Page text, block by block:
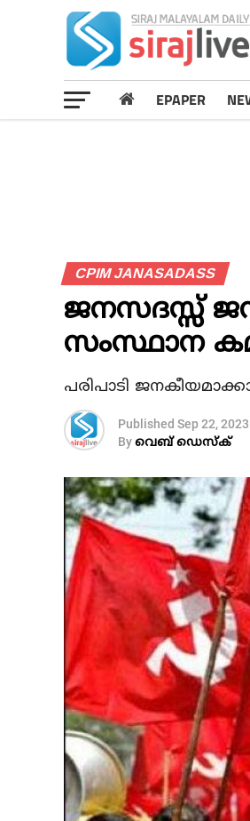
EPAPER
CPIM JANASADASS
ജനസദസ്സ്
സംസ്ഥാന
പരിപാടി
Published Sep 22,
Byവെബ് ഡെസ്‌ക്